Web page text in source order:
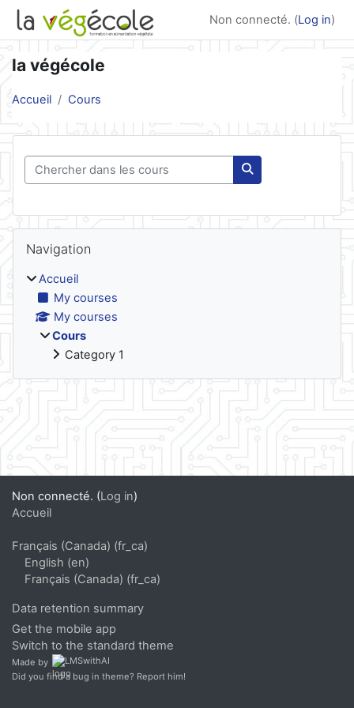
Skip to main content
Non connecté. (Log in)
la végécole
Accueil Cours
Chercher dans les cours
Chercher dans les
Blocs
Skip Navigation
Navigation
Accueil
My courses
My courses
Cours
Category 1
Supplementary blocks
Non connecté. (Log in)
Accueil
Français (Canada) ‎(fr_ca)‎
English ‎(en)‎
Français (Canada) ‎(fr_ca)‎
Data retention summary
Get the mobile app
Switch to the standard theme
Made by
Did you find a bug in theme? Report him!